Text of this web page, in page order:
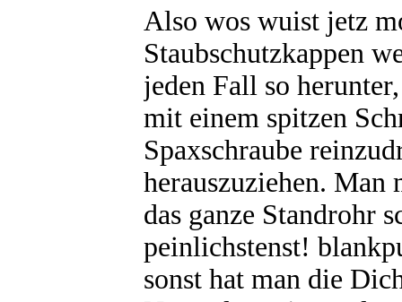
Also wos wuist jetz
Staubschutzkappen
jeden Fall so
mit einem spitzen
Spaxschraube
herauszuziehen. Man
das ganze Standrohr
peinlichstenst!
sonst hat man die